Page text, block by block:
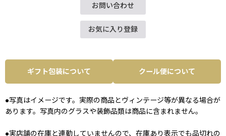
お問い合わせ
お気に入り登録
ギフト包装について クール便について
●写真はイメージです。実際の商品とヴィンテージ等が異なる場合が
あります。写真内のグラスや装飾品類は商品に含まれません。
●実店舗の在庫と連動していませんので、在庫あり表示でも品切れの